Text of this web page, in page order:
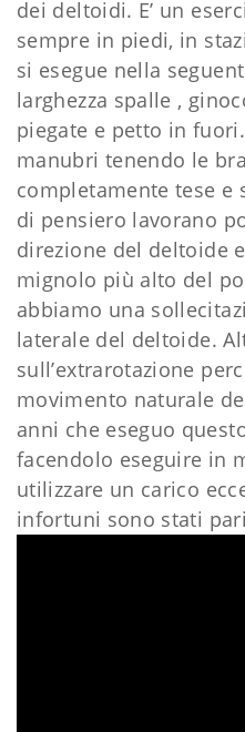
dei deltoidi. E’ un
sempre in piedi, in
si esegue nella
larghezza spalle ,
piegate e petto in
manubri tenendo le
completamente tese e
di pensiero lavorano
direzione del deltoide
mignolo più alto del
abbiamo una
laterale del deltoide.
sull’extrarotazione
movimento naturale
anni che eseguo
facendolo eseguire in
utilizzare un carico
infortuni sono stati